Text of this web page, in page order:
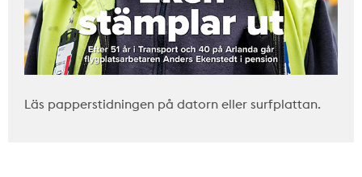
Läs papperstidningen på datorn eller surfplattan.